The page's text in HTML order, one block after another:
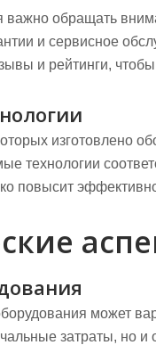
важно обращать
и сервисное
и рейтинги,
изготовлено
технологии
повысит
может
затраты, но